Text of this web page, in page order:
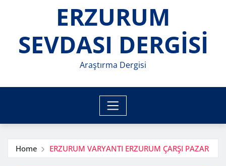
ERZURUM
SEVDASI DERGİSİ
Araştırma Dergisi
Home ERZURUM VARYANTI ERZURUM ÇARŞI PAZAR